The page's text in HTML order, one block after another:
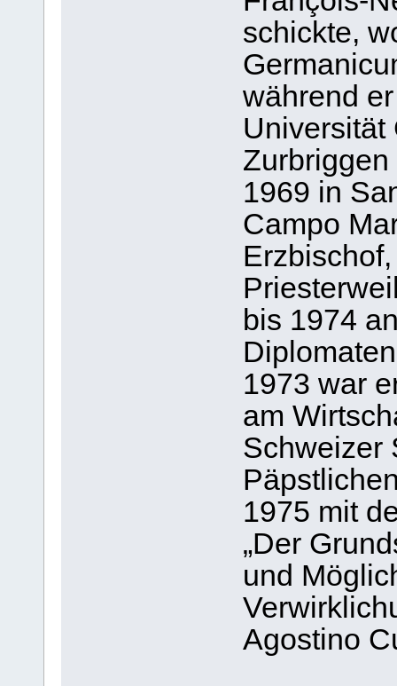
schickte,
während
Universität
1969 in
Campo
bis 1974
1973 war
am
Schweizer
1975 mit
„Der
und
Agostino